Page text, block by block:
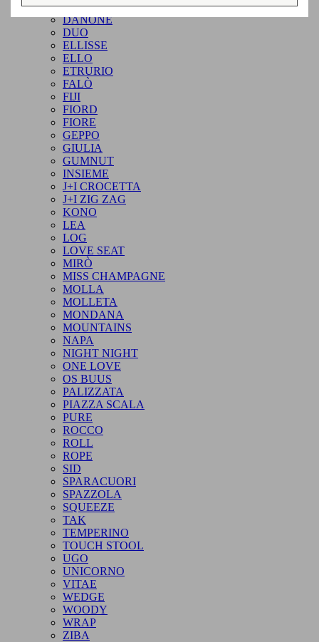
DINO
DANONE
DUO
ELLISSE
ELLO
ETRURIO
FALÒ
FIJI
FIORD
FIORE
GEPPO
GIULIA
GUMNUT
INSIEME
J+I CROCETTA
J+I ZIG ZAG
KONO
LEA
LOG
LOVE SEAT
MIRÒ
MISS CHAMPAGNE
MOLLA
MOLLETA
MONDANA
MOUNTAINS
NAPA
NIGHT NIGHT
ONE LOVE
OS BUUS
PALIZZATA
PIAZZA SCALA
PURE
ROCCO
ROLL
ROPE
SID
SPARACUORI
SPAZZOLA
SQUEEZE
TAK
TEMPERINO
TOUCH STOOL
UGO
UNICORNO
VITAE
WEDGE
WOODY
WRAP
ZIBA